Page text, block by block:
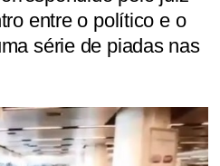
entre o político e o
série de piadas nas